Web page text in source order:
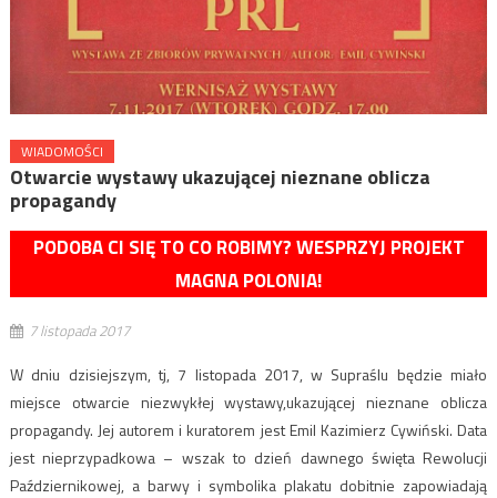
WIADOMOŚCI
Otwarcie wystawy ukazującej nieznane oblicza
propagandy
PODOBA CI SIĘ TO CO ROBIMY? WESPRZYJ PROJEKT
MAGNA POLONIA!
7 listopada 2017
W dniu dzisiejszym, tj, 7 listopada 2017, w Supraślu będzie miało
miejsce otwarcie niezwykłej wystawy,ukazującej nieznane oblicza
propagandy. Jej autorem i kuratorem jest Emil Kazimierz Cywiński. Data
jest nieprzypadkowa – wszak to dzień dawnego święta Rewolucji
Październikowej, a barwy i symbolika plakatu dobitnie zapowiadają